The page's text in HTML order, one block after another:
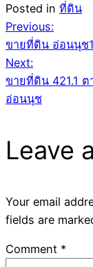
Posted in ที่ดิน
Post
Previous:
ขายที่ดิน อ่อนนุช
Next:
ขายที่ดิน 421.1
อ่อนนุช
Leave
Your email
fields are
Comment *